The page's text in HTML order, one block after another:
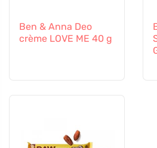
Ben & Anna Deo
crème LOVE ME 40 g